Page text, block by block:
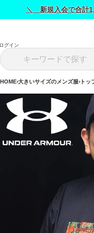
＼ 新規入会で合計
グイン
HOME 大きいサイズのメンズ服 トッ